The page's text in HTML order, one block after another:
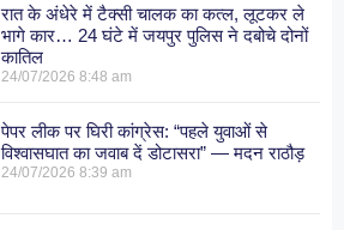
रात के अंधेरे में टैक्सी चालक का कत्ल, लूटकर ले
भागे कार… 24 घंटे में जयपुर पुलिस ने दबोचे दोनों
कातिल
24/07/20268:48 am
पेपर लीक पर घिरी कांग्रेस: “पहले युवाओं से
विश्वासघात का जवाब दें डोटासरा” — मदन राठौड़
24/07/20268:39 am